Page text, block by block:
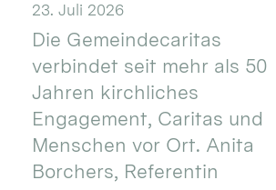
23. Juli 2026
Die Gemeindecaritas
verbindet seit mehr als 50
Jahren kirchliches
Engagement, Caritas und
Menschen vor Ort. Anita
Borchers, Referentin